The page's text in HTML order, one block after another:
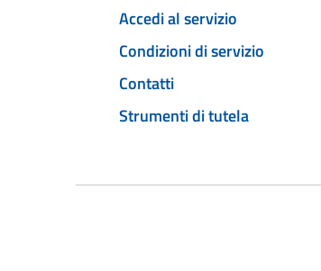
Accedi al servizio
Condizioni di servizio
Contatti
Strumenti di tutela